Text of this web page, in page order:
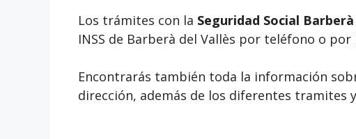
Los trámites con la Seguridad Social
INSS de Barberà del Vallès por teléfono o
Encontrarás también toda la información
dirección, además de los diferentes tramites